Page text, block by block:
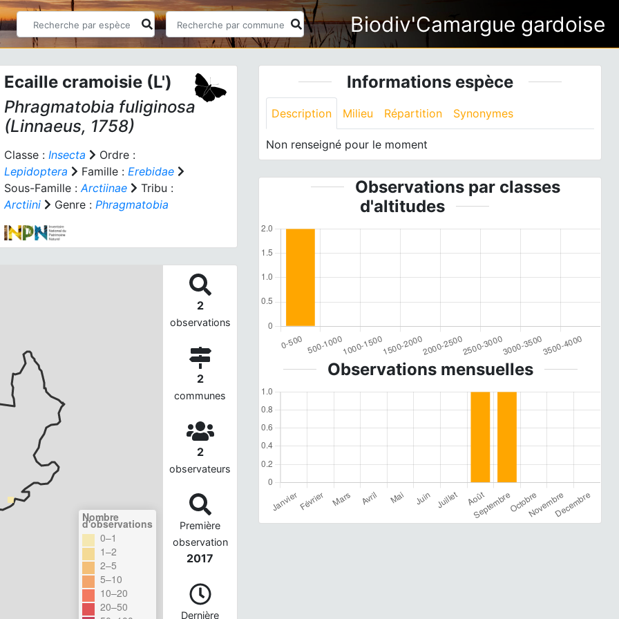
Biodiv'Camargue gardoise
Ecaille cramoisie (L')
Phragmatobia fuliginosa
(Linnaeus, 1758)
Classe : Insecta
Ordre :
Lepidoptera
Famille : Erebidae
Sous-Famille :Arctiinae
Tribu :
Arctiini
Genre : Phragmatobia
Nombre
d'observations
0–1
1–2
2–5
5–10
10–20
20–50
2
observations
2
communes
2
observateurs
Première
observation
2017
Dernière
Informations espèce
Description Milieu Répartition Synonymes
Non renseigné pour le moment
Observations par classes
d'altitudes
Observations mensuelles